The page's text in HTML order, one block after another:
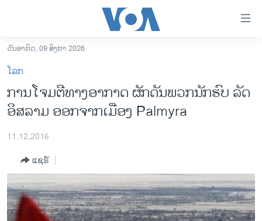
ເຂົ້າ
ຫາ
ຂ້າມ
ຂ້າມ
ຫາ
ອາເມຣິກາ
ຂ່າວ​ຈີນ
ໂລກ
ເອເຊຍ
ອິດສະຫຼະພາບດ້ານການຂ່າວ
ວັນອາທິດ, 09 ສິງຫາ 2026
ໂລກ
ການໂຈມຕີທາງອາກາດ ຜັກດັນພວກນັກຮົບ ລັດ
ອິສລາມ ອອກຈາກເມືອງ Palmyra
11,12,2016
ແຊຣ໌